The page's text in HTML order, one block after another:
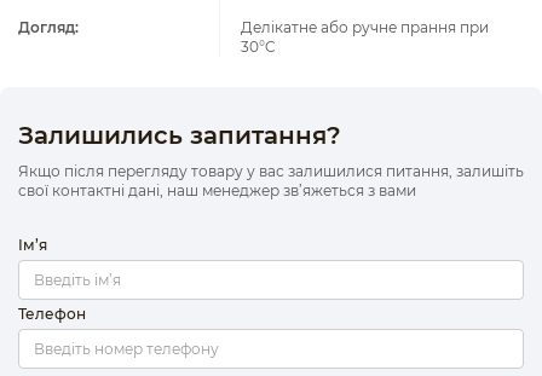
Догляд:
Делікатне або ручне прання при
30°C
Залишились запитання?
Якщо після перегляду товару у вас залишилися питання, залишіть
свої контактні дані, наш менеджер зв’яжеться з вами
Ім’я
Телефон